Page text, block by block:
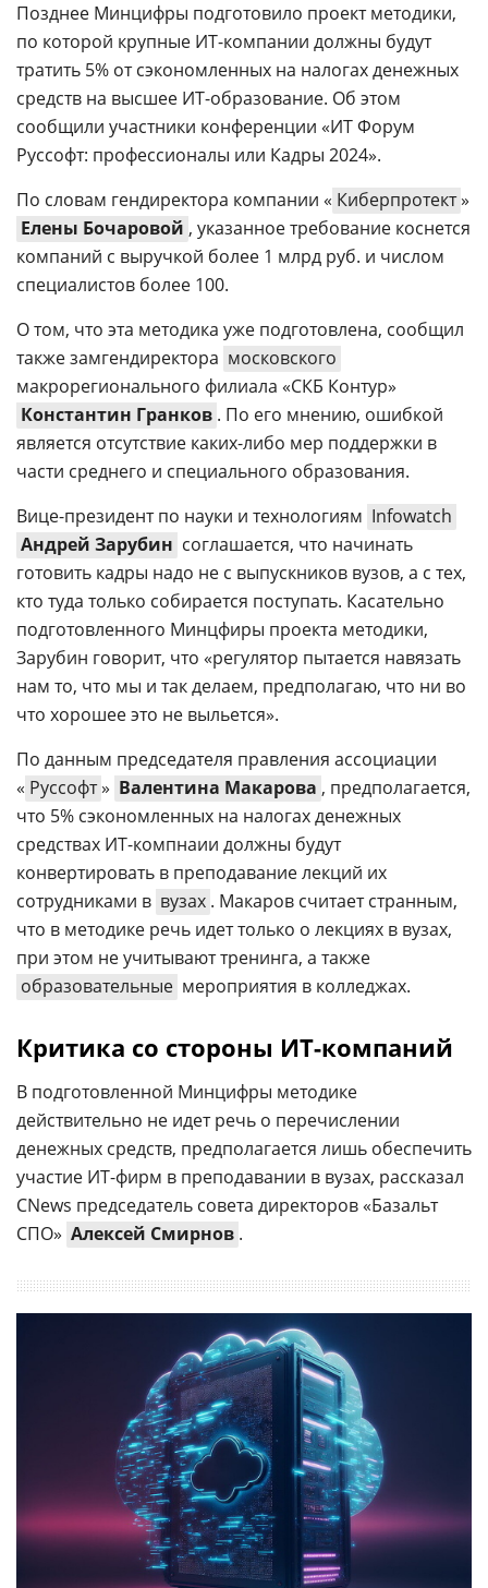
Позднее Минцифры подготовило проект методики,
по которой крупные ИТ-компании должны будут
тратить 5% от сэкономленных на налогах денежных
средств на высшее ИТ-образование. Об этом
сообщили участники конференции «ИТ Форум
Руссофт: профессионалы или Кадры 2024».
По словам гендиректора компании « Киберпротект»
Елены Бочаровой , указанное требование коснется
компаний с выручкой более 1 млрд руб. и числом
специалистов более 100.
О том, что эта методика уже подготовлена, сообщил
также замгендиректора московского
макрорегионального филиала «СКБ Контур»
Константин Гранков . По его мнению, ошибкой
является отсутствие каких-либо мер поддержки в
части среднего и специального образования.
Вице-президент по науки и технологиям Infowatch
Андрей Зарубин соглашается, что начинать
готовить кадры надо не с выпускников вузов, а с тех,
кто туда только собирается поступать. Касательно
подготовленного Минцфиры проекта методики,
Зарубин говорит, что «регулятор пытается навязать
нам то, что мы и так делаем, предполагаю, что ни во
что хорошее это не выльется».
По данным председателя правления ассоциации
« Руссофт» Валентина Макарова , предполагается,
что 5% сэкономленных на налогах денежных
средствах ИТ-компнаии должны будут
конвертировать в преподавание лекций их
сотрудниками в вузах . Макаров считает странным,
что в методике речь идет только о лекциях в вузах,
при этом не учитывают тренинга, а также
образовательные мероприятия в колледжах.
Критика со стороны ИТ-компаний
В подготовленной Минцифры методике
действительно не идет речь о перечислении
денежных средств, предполагается лишь обеспечить
участие ИТ-фирм в преподавании в вузах, рассказал
CNews председатель совета директоров «Базальт
СПО» Алексей Смирнов .